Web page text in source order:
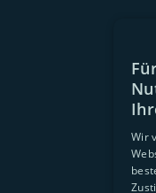
Wir